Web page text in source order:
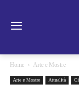
Home Arte e Mostre
Arte e Mostre Attualità